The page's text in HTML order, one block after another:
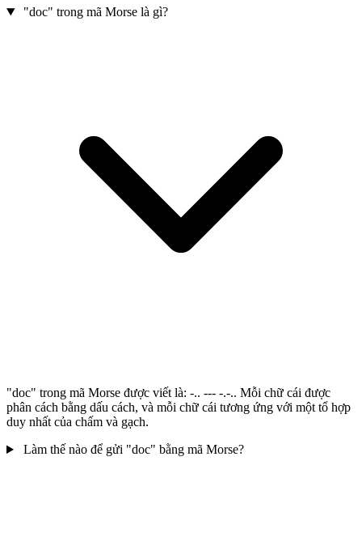
"doc" trong mã Morse là gì?
"doc" trong mã Morse được viết là: -.. --- -.-.. Mỗi chữ cái được
phân cách bằng dấu cách, và mỗi chữ cái tương ứng với một tổ hợp
duy nhất của chấm và gạch.
Làm thế nào để gửi "doc" bằng mã Morse?